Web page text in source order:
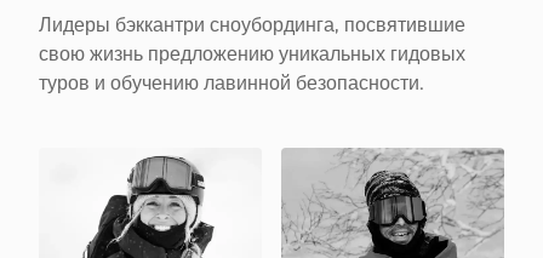
Лидеры бэккантри сноубординга, посвятившие
свою жизнь предложению уникальных гидовых
туров и обучению лавинной безопасности.